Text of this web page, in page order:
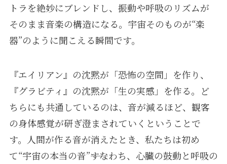
トラを絶妙にブレンドし、振動や呼吸のリズムが
そのまま音楽の構造になる。宇宙そのものが“楽
器”のように聞こえる瞬間です。
『エイリアン』の沈黙が「恐怖の空間」を作り、
『グラビティ』の沈黙が「生の実感」を作る。ど
ちらにも共通しているのは、音が減るほど、観客
の身体感覚が研ぎ澄まされていくということで
す。人間が作る音が消えたとき、私たちは初め
て“宇宙の本当の音”――すなわち、心臓の鼓動と呼吸の